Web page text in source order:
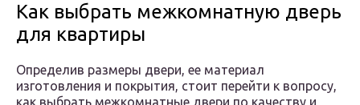
Как выбрать межкомнатную дверь
для квартиры
Определив размеры двери, ее материал
изготовления и покрытия, стоит перейти к вопросу,
как выбрать межкомнатные двери по качеству и